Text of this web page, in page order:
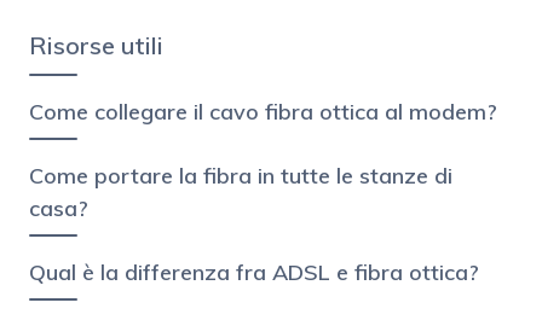
Risorse utili
Come collegare il cavo fibra ottica al modem?
Come portare la fibra in tutte le stanze di
casa?
Qual è la differenza fra ADSL e fibra ottica?